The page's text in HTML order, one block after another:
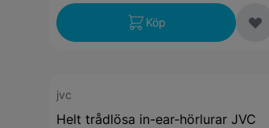
Köp
jvc
Helt trådlösa in-ear-hörlurar JVC